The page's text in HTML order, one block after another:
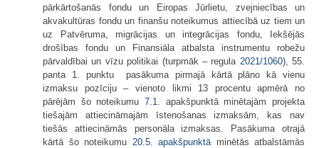
pārkārtošanās fondu un Eiropas Jūrlietu, zvejniecības un
akvakultūras fondu un finanšu noteikumus attiecībā uz tiem un
uz Patvēruma, migrācijas un integrācijas fondu, Iekšējās
drošības fondu un Finansiāla atbalsta instrumentu robežu
pārvaldībai un vīzu politikai (turpmāk – regula 2021/1060), 55.
panta 1. punktu pasākuma pirmajā kārtā plāno kā vienu
izmaksu pozīciju – vienoto likmi 13 procentu apmērā no
pārējām šo noteikumu 7.1.
apakšpunktā minētajām projekta
tiešajām attiecināmajām īstenošanas izmaksām, kas nav
tiešās attiecināmās personāla izmaksas. Pasākuma otrajā
kārtā šo noteikumu 20.5. apakšpunktā minētās atbalstāmās